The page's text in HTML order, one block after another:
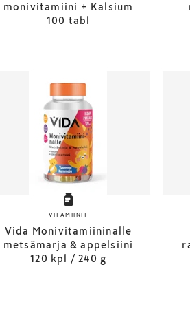
monivitamiini + Kalsium
100 tabl
VITAMIINIT
Vida Monivitamiininalle
metsämarja & appelsiini
120 kpl / 240 g